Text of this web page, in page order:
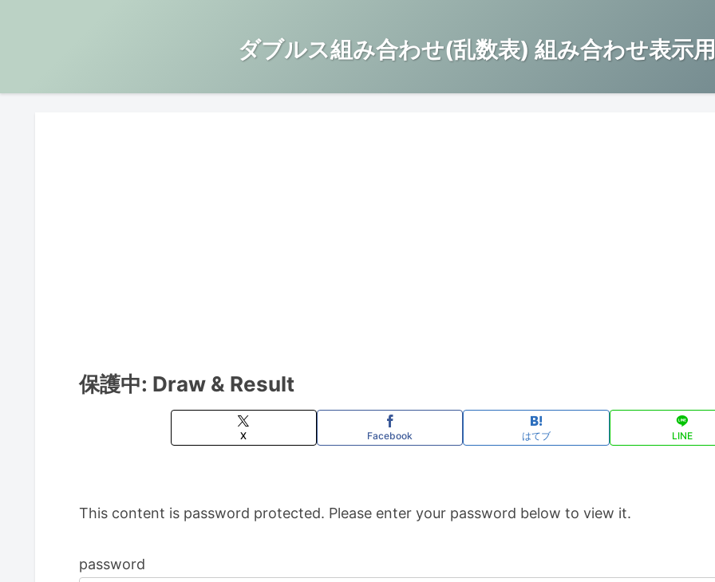
ダブルス組み合わせ(乱数表) 組み合わせ表示
保護中: Draw & Result
X Facebook はてブ LINE
This content is password protected. Please enter your password below to view it.
password